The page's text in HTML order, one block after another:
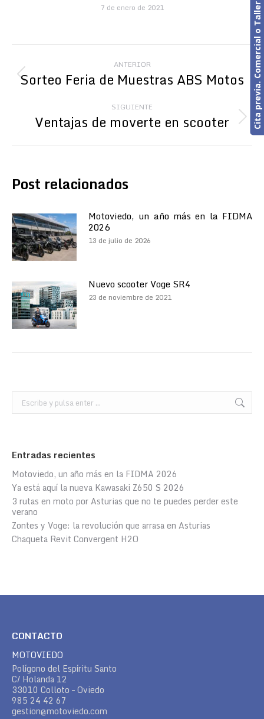
7 de enero de 2021
Navegación
entre
publicaciones
ANTERIOR
Publicación
Sorteo Feria de Muestras ABS Motos
SIGUIENTE
Publicación
Ventajas de moverte en scooter
Post relacionados
Motoviedo, un año más en la FIDMA
2026
13 de julio de 2026
Nuevo scooter Voge SR4
23 de noviembre de 2021
Buscar:
Entradas recientes
Motoviedo, un año más en la FIDMA 2026
Ya está aquí la nueva Kawasaki Z650 S 2026
3 rutas en moto por Asturias que no te puedes perder este
verano
Zontes y Voge: la revolución que arrasa en Asturias
Chaqueta Revit Convergent H2O
CONTACTO
MOTOVIEDO
Polígono del Espíritu Santo
C/ Holanda 12
33010 Colloto – Oviedo
985 24 42 67
gestion@motoviedo.com
Cita previa. Comercial o Taller